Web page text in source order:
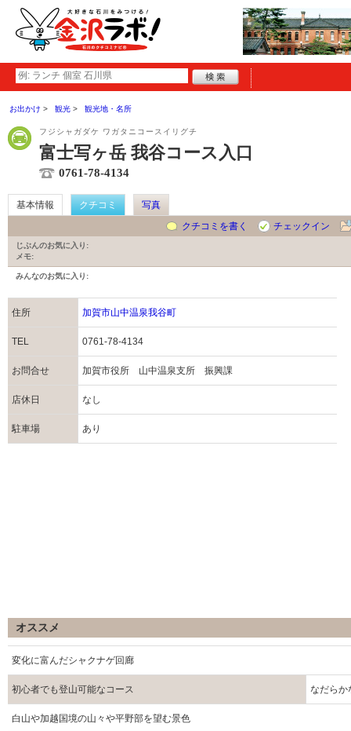
お出かけ 観光 観光地・名所
フジシャガダケ ワガタニコースイリグチ
富士写ヶ岳 我谷コース入口
0761-78-4134
基本情報 クチコミ
写真
クチコミを書く
チェックイン
じぶんのお気に入り:
メモ:
みんなのお気に入り:
住所 加賀市山中温泉我谷町
TEL 0761-78-4134
お問合せ 加賀市役所 山中温泉支所 振興課
店休日 なし
駐車場 あり
オススメ
変化に富んだシャクナゲ回廊
初心者でも登山可能なコース なだらか
白山や加越国境の山々や平野部を望む景色